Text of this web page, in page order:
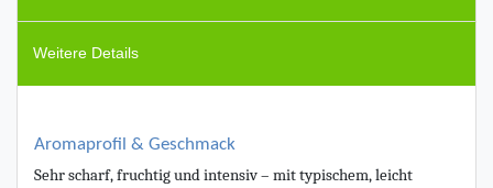
Weitere Details
Aromaprofil & Geschmack
Sehr scharf, fruchtig und intensiv – mit typischem, leicht